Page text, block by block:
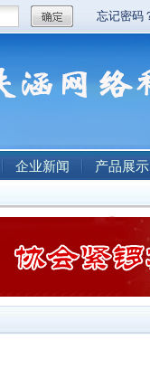
企业新闻 产品展示